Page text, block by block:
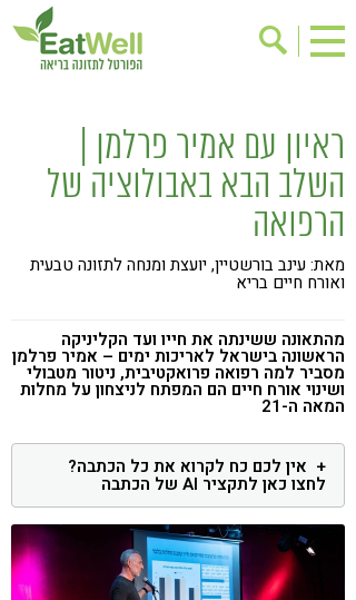
בישול בריא
אינדקס עסקים
ריפוי ומניעת מחלות
בריאות האישה
תוספי תזונה
אירועים
גישות בתזונה
דיאטה
ניקוי רעלים
מזונות על
ילדים
תזונה וספורט
הפרעות קשב & ריכוז
אכילה רגשית
רגישות לגלוטן
טעים להכיר
קורונה
טבעונות
ראיון עם אמיר פרלמן |
השלב הבא באבולוציה של
הרפואה
מאת: עינב בורשטיין, יועצת ומנחה לתזונה טבעית
ואורח חיים בריא
מהתאונה ששינתה את חייו ועד הקליניקה
הראשונה בישראל לאריכות ימים – אמיר פרלמן
מסביר למה רפואה פרואקטיבית, ניטור מטבולי
ושינוי אורח חיים הם המפתח לניצחון על מחלות
המאה ה-21
אין לכם כח לקרוא את כל הכתבה?
לחצו כאן לתקציר AI של הכתבה